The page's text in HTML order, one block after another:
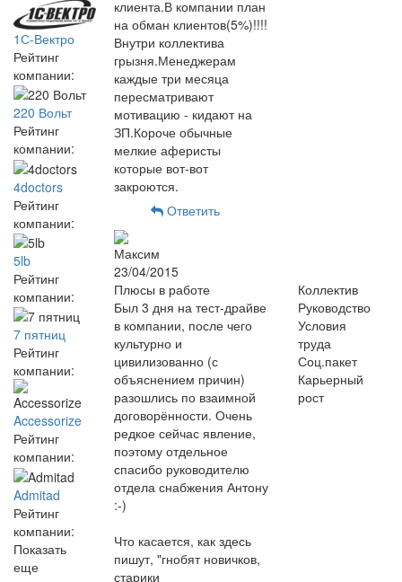
1С-Вектро
Рейтинг
компании:
220 Вольт
Рейтинг
компании:
4doctors
Рейтинг
компании:
5lb
Рейтинг
компании:
7 пятниц
Рейтинг
компании:
Accessorize
Рейтинг
компании:
Admitad
Рейтинг
компании:
Показать
еще
клиента.В компании план
на обман клиентов(5%)!!!!
Внутри коллектива
грызня.Менеджерам
каждые три месяца
пересматривают
мотивацию - кидают на
ЗП.Короче обычные
мелкие аферисты
которые вот-вот
закроются.
Ответить
Максим
23/04/2015
Плюсы в работе
Был 3 дня на тест-драйве
в компании, после чего
культурно и
цивилизованно (с
объяснением причин)
разошлись по взаимной
договорённости. Очень
редкое сейчас явление,
поэтому отдельное
спасибо руководителю
отдела снабжения Антону
:-)
Что касается, как здесь
пишут, "гнобят новичков,
старики
Коллектив
Руководство
Условия
труда
Соц.пакет
Карьерный
рост